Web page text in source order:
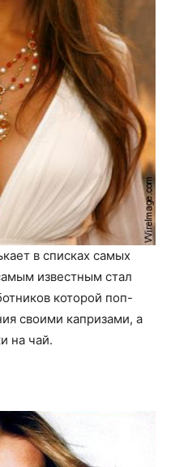
в списках самых
известным стал
которой поп-
своими капризами, а
на чай.